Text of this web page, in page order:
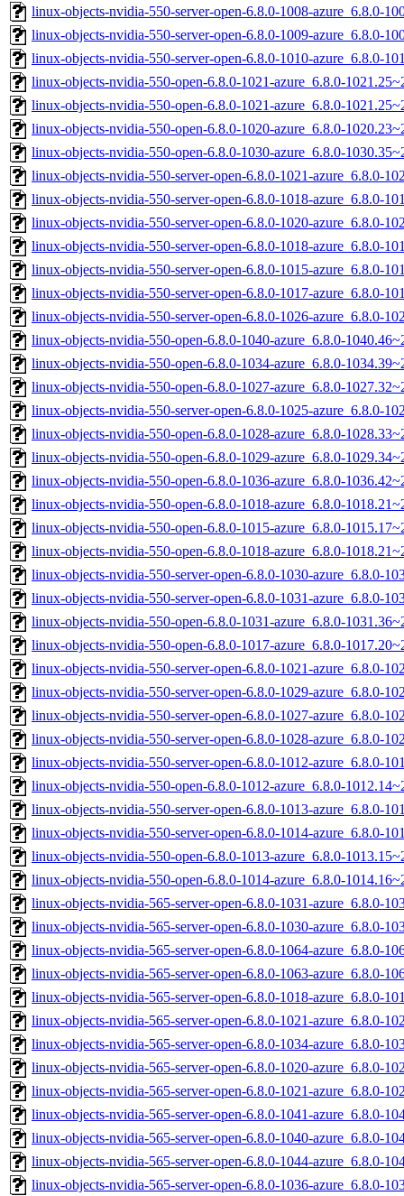
linux-objects-nvidia-550-server-open-6.8.0-1008-azure_6.8.0-
linux-objects-nvidia-550-server-open-6.8.0-1009-azure_6.8.0-
linux-objects-nvidia-550-server-open-6.8.0-1010-azure_6.8.0-
linux-objects-nvidia-550-open-6.8.0-1021-azure_6.8.0-
linux-objects-nvidia-550-open-6.8.0-1021-azure_6.8.0-
linux-objects-nvidia-550-open-6.8.0-1020-azure_6.8.0-
linux-objects-nvidia-550-open-6.8.0-1030-azure_6.8.0-
linux-objects-nvidia-550-server-open-6.8.0-1021-azure_6.8.0-
linux-objects-nvidia-550-server-open-6.8.0-1018-azure_6.8.0-
linux-objects-nvidia-550-server-open-6.8.0-1020-azure_6.8.0-
linux-objects-nvidia-550-server-open-6.8.0-1018-azure_6.8.0-
linux-objects-nvidia-550-server-open-6.8.0-1015-azure_6.8.0-
linux-objects-nvidia-550-server-open-6.8.0-1017-azure_6.8.0-
linux-objects-nvidia-550-server-open-6.8.0-1026-azure_6.8.0-
linux-objects-nvidia-550-open-6.8.0-1040-azure_6.8.0-
linux-objects-nvidia-550-open-6.8.0-1034-azure_6.8.0-
linux-objects-nvidia-550-open-6.8.0-1027-azure_6.8.0-
linux-objects-nvidia-550-server-open-6.8.0-1025-azure_6.8.0-
linux-objects-nvidia-550-open-6.8.0-1028-azure_6.8.0-
linux-objects-nvidia-550-open-6.8.0-1029-azure_6.8.0-
linux-objects-nvidia-550-open-6.8.0-1036-azure_6.8.0-
linux-objects-nvidia-550-open-6.8.0-1018-azure_6.8.0-
linux-objects-nvidia-550-open-6.8.0-1015-azure_6.8.0-
linux-objects-nvidia-550-open-6.8.0-1018-azure_6.8.0-
linux-objects-nvidia-550-server-open-6.8.0-1030-azure_6.8.0-
linux-objects-nvidia-550-server-open-6.8.0-1031-azure_6.8.0-
linux-objects-nvidia-550-open-6.8.0-1031-azure_6.8.0-
linux-objects-nvidia-550-open-6.8.0-1017-azure_6.8.0-
linux-objects-nvidia-550-server-open-6.8.0-1021-azure_6.8.0-
linux-objects-nvidia-550-server-open-6.8.0-1029-azure_6.8.0-
linux-objects-nvidia-550-server-open-6.8.0-1027-azure_6.8.0-
linux-objects-nvidia-550-server-open-6.8.0-1028-azure_6.8.0-
linux-objects-nvidia-550-server-open-6.8.0-1012-azure_6.8.0-
linux-objects-nvidia-550-open-6.8.0-1012-azure_6.8.0-
linux-objects-nvidia-550-server-open-6.8.0-1013-azure_6.8.0-
linux-objects-nvidia-550-server-open-6.8.0-1014-azure_6.8.0-
linux-objects-nvidia-550-open-6.8.0-1013-azure_6.8.0-
linux-objects-nvidia-550-open-6.8.0-1014-azure_6.8.0-
linux-objects-nvidia-565-server-open-6.8.0-1031-azure_6.8.0-
linux-objects-nvidia-565-server-open-6.8.0-1030-azure_6.8.0-
linux-objects-nvidia-565-server-open-6.8.0-1064-azure_6.8.0-
linux-objects-nvidia-565-server-open-6.8.0-1063-azure_6.8.0-
linux-objects-nvidia-565-server-open-6.8.0-1018-azure_6.8.0-
linux-objects-nvidia-565-server-open-6.8.0-1021-azure_6.8.0-
linux-objects-nvidia-565-server-open-6.8.0-1034-azure_6.8.0-
linux-objects-nvidia-565-server-open-6.8.0-1020-azure_6.8.0-
linux-objects-nvidia-565-server-open-6.8.0-1021-azure_6.8.0-
linux-objects-nvidia-565-server-open-6.8.0-1041-azure_6.8.0-
linux-objects-nvidia-565-server-open-6.8.0-1040-azure_6.8.0-
linux-objects-nvidia-565-server-open-6.8.0-1044-azure_6.8.0-
linux-objects-nvidia-565-server-open-6.8.0-1036-azure_6.8.0-